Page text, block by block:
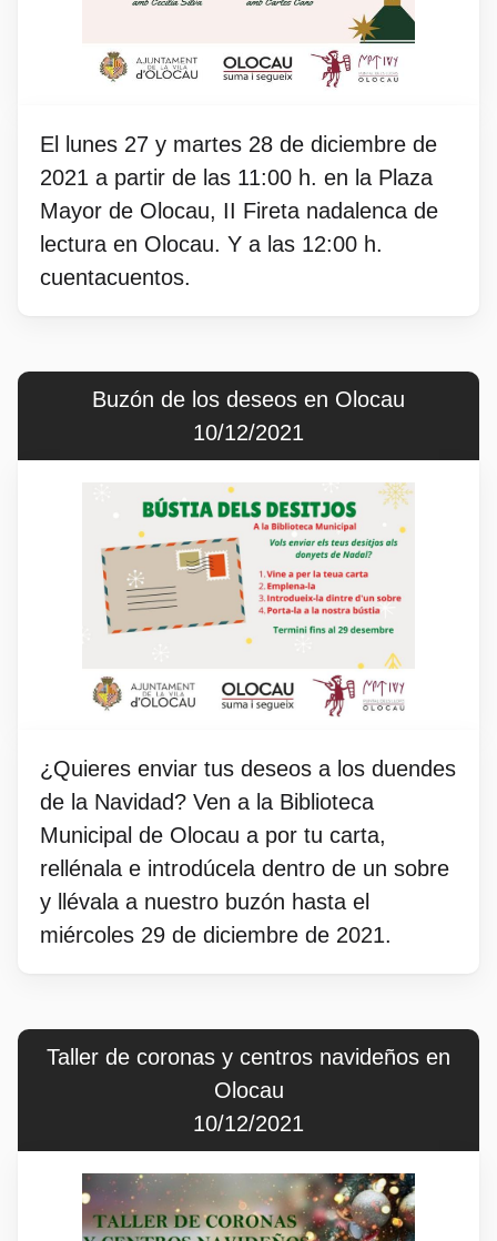
El lunes 27 y martes 28 de diciembre de
2021 a partir de las 11:00 h. en la Plaza
Mayor de Olocau, II Fireta nadalenca de
lectura en Olocau. Y a las 12:00 h.
cuentacuentos.
Buzón de los deseos en Olocau
10/12/2021
¿Quieres enviar tus deseos a los duendes
de la Navidad? Ven a la Biblioteca
Municipal de Olocau a por tu carta,
rellénala e introdúcela dentro de un sobre
y llévala a nuestro buzón hasta el
miércoles 29 de diciembre de 2021.
Taller de coronas y centros navideños en
Olocau
10/12/2021